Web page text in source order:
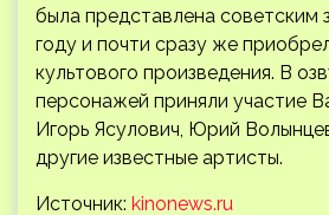
была представлена советским
году и почти сразу же
культового произведения. В
персонажей приняли участие
Игорь Ясулович, Юрий
другие известные артисты.
Источник: kinonews.ru